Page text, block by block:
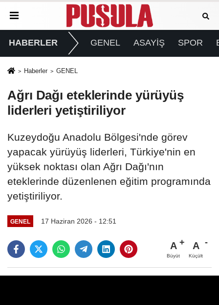
HABERLER GENEL ASAYİŞ SPOR
Haberler GENEL
Ağrı Dağı eteklerinde yürüyüş
liderleri yetiştiriliyor
Kuzeydoğu Anadolu Bölgesi'nde görev
yapacak yürüyüş liderleri, Türkiye'nin en
yüksek noktası olan Ağrı Dağı'nın
eteklerinde düzenlenen eğitim programında
yetiştiriliyor.
GENEL 17 Haziran 2026 - 12:51
A
Büyüt
A
Küçült